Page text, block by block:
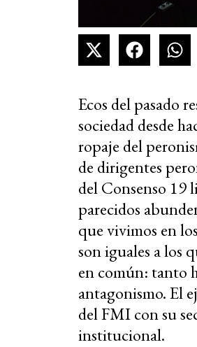
Ecos del pasado
sociedad desde
ropaje del
de dirigentes
del Consenso 19
parecidos
que vivimos en
son iguales a los
en común: tanto
antagonismo. El
del FMI con su
institucional.